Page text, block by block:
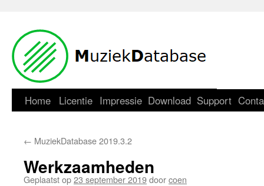
Home Licentie Impressie Download Support
← MuziekDatabase 2019.3.2
Werkzaamheden
Geplaatst op23 september 2019doorcoen